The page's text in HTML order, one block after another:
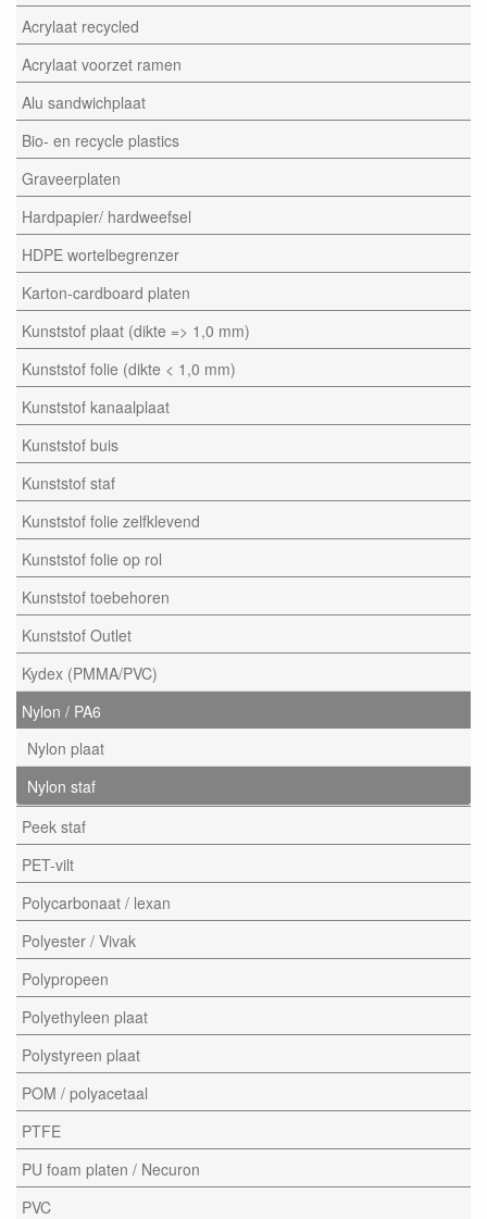
Acrylaat recycled
Acrylaat voorzet ramen
Alu sandwichplaat
Bio- en recycle plastics
Graveerplaten
Hardpapier/ hardweefsel
HDPE wortelbegrenzer
Karton-cardboard platen
Kunststof plaat (dikte => 1,0 mm)
Kunststof folie (dikte < 1,0 mm)
Kunststof kanaalplaat
Kunststof buis
Kunststof staf
Kunststof folie zelfklevend
Kunststof folie op rol
Kunststof toebehoren
Kunststof Outlet
Kydex (PMMA/PVC)
Nylon / PA6
Nylon plaat
Nylon staf
Peek staf
PET-vilt
Polycarbonaat / lexan
Polyester / Vivak
Polypropeen
Polyethyleen plaat
Polystyreen plaat
POM / polyacetaal
PTFE
PU foam platen / Necuron
PVC